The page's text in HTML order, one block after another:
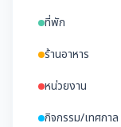
ที่พัก
ร้านอาหาร
หน่วยงาน
กิจกรรม/เทศกาล